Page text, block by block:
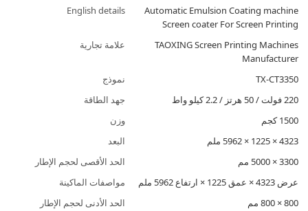
English details
Automatic Emulsion Coating machine
Screen coater For Screen Printing
علامة تجارية
TAOXING Screen Printing Machines
Manufacturer
نموذج
TX-CT3350
جهد الطاقة
220 فولت / 50 هرتز / 2.2 كيلو واط
وزن
1500 كجم
البعد
4323 × 1225 × 5962 ملم
الحد الأقصى لحجم الإطار
3300 × 5000 مم
مواصفات الماكينة
عرض 4323 × عمق 1225 × ارتفاع 5962 ملم
الحد الأدنى لحجم الإطار
800 × 800 مم